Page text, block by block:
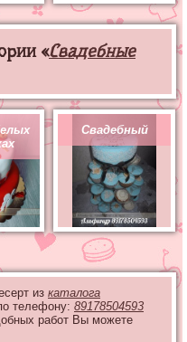
«Свадебные
Свадебный
из каталога
телефону: 89178504593
работ Вы можете